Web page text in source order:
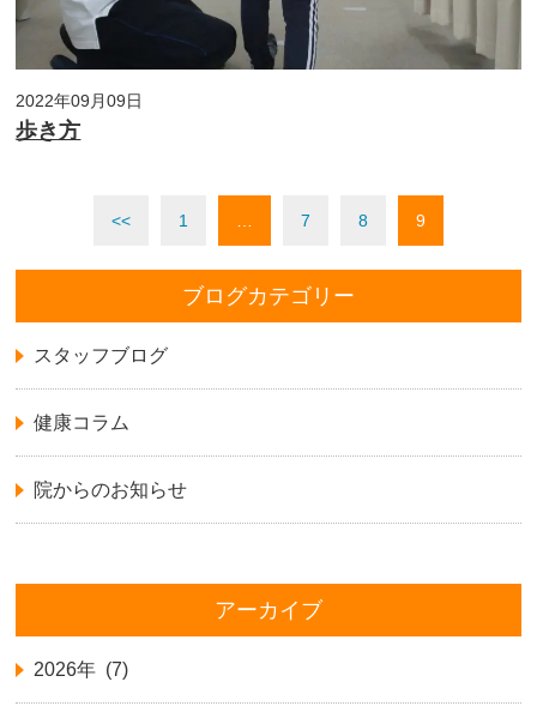
2022年09月09日
歩き方
<< 1 7 8 9
ブログカテゴリー
スタッフブログ
健康コラム
院からのお知らせ
アーカイブ
2026年 (7)